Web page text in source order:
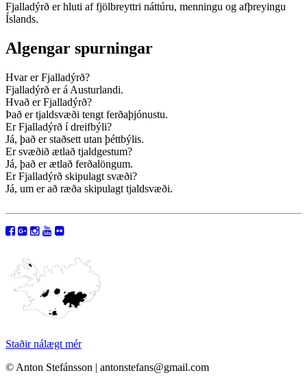
Fjalladýrð er hluti af fjölbreyttri náttúru, menningu og afþreyingu
Íslands.
Algengar spurningar
Hvar er Fjalladýrð?
Fjalladýrð er á Austurlandi.
Hvað er Fjalladýrð?
Það er tjaldsvæði tengt ferðaþjónustu.
Er Fjalladýrð í dreifbýli?
Já, það er staðsett utan þéttbýlis.
Er svæðið ætlað tjaldgestum?
Já, það er ætlað ferðalöngum.
Er Fjalladýrð skipulagt svæði?
Já, um er að ræða skipulagt tjaldsvæði.
Staðir nálægt mér
© Anton Stefánsson | antonstefans@gmail.com